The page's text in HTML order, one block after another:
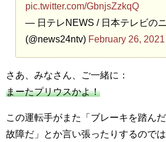
pic.twitter.com/GbnjsZzkqQ
— 日テレNEWS / 日本テレビの
(@news24ntv) February 26, 2021
さあ、みなさん、ご一緒に：
まーたプリウスかよ！
この運転手がまた「ブレーキを踏ん
故障だ」とか言い張ったりするので